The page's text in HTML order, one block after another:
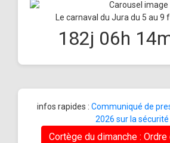
Le carnaval du Jura du 5 au 9
182j 06h 14
infos rapides : Communiqué de
2026 sur la sécurité
Cortège du dimanche :